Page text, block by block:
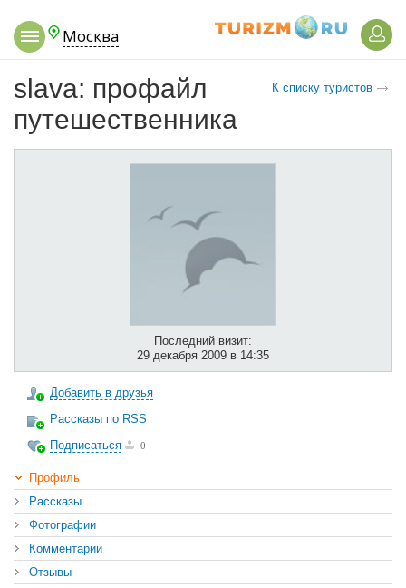
Москва
К списку туристов
slava: профайл
путешественника
Последний визит:
29 декабря 2009 в 14:35
Добавить в друзья
Рассказы по RSS
Подписаться
0
Профиль
Рассказы
Фотографии
Комментарии
Отзывы